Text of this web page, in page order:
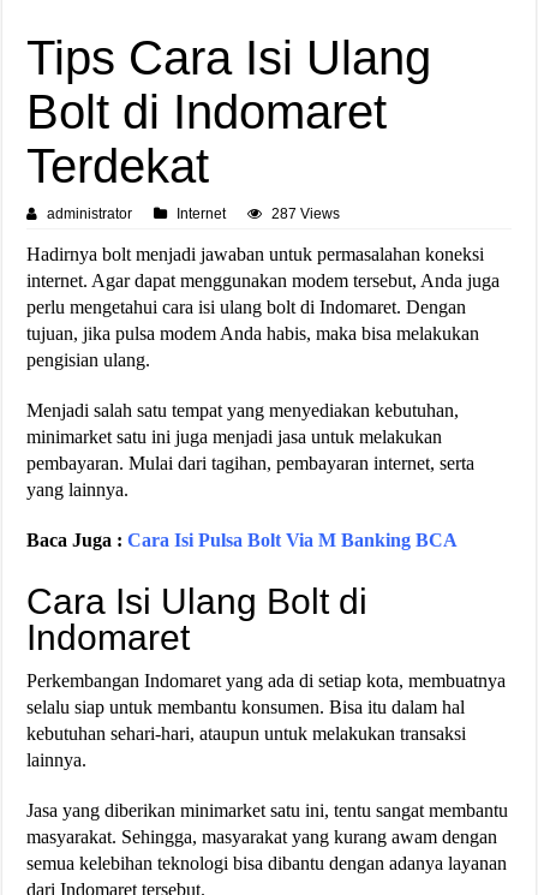
Tips Cara Isi Ulang
Bolt di Indomaret
Terdekat
administrator Internet 287 Views
Hadirnya bolt menjadi jawaban untuk permasalahan koneksi
internet. Agar dapat menggunakan modem tersebut, Anda juga
perlu mengetahui cara isi ulang bolt di Indomaret. Dengan
tujuan, jika pulsa modem Anda habis, maka bisa melakukan
pengisian ulang.
Menjadi salah satu tempat yang menyediakan kebutuhan,
minimarket satu ini juga menjadi jasa untuk melakukan
pembayaran. Mulai dari tagihan, pembayaran internet, serta
yang lainnya.
Baca Juga :Cara Isi Pulsa Bolt Via M Banking BCA
Cara Isi Ulang Bolt di
Indomaret
Perkembangan Indomaret yang ada di setiap kota, membuatnya
selalu siap untuk membantu konsumen. Bisa itu dalam hal
kebutuhan sehari-hari, ataupun untuk melakukan transaksi
lainnya.
Jasa yang diberikan minimarket satu ini, tentu sangat membantu
masyarakat. Sehingga, masyarakat yang kurang awam dengan
semua kelebihan teknologi bisa dibantu dengan adanya layanan
dari Indomaret tersebut.